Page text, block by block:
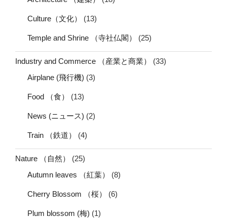
Culture（文化） (13)
Temple and Shrine （寺社仏閣） (25)
Industry and Commerce （産業と商業）
(33)
Airplane (飛行機) (3)
Food （食） (13)
News (ニュース) (2)
Train （鉄道） (4)
Nature （自然）
(25)
Autumn leaves （紅葉）
(8)
Cherry Blossom （桜） (6)
Plum blossom (梅) (1)